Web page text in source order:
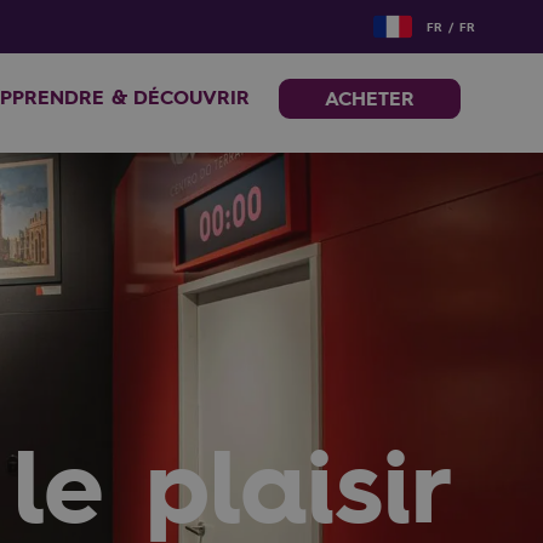
FR / FR
& DÉCOUVRIR ACHETER
plaisir